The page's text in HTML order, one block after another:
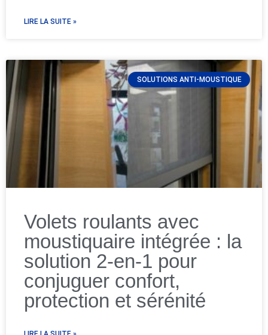
LIRE LA SUITE »
SOLUTIONS ANTI-MOUSTIQUE
Volets roulants avec
moustiquaire intégrée : la
solution 2-en-1 pour
conjuguer confort,
protection et sérénité